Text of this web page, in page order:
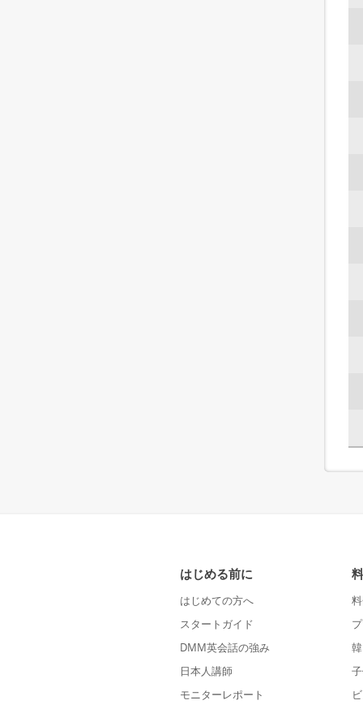
はじめる前に
はじめての方へ
スタートガイド
DMM英会話の強み
日本人講師
モニターレポート